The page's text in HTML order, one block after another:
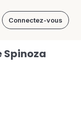
Connectez-vous